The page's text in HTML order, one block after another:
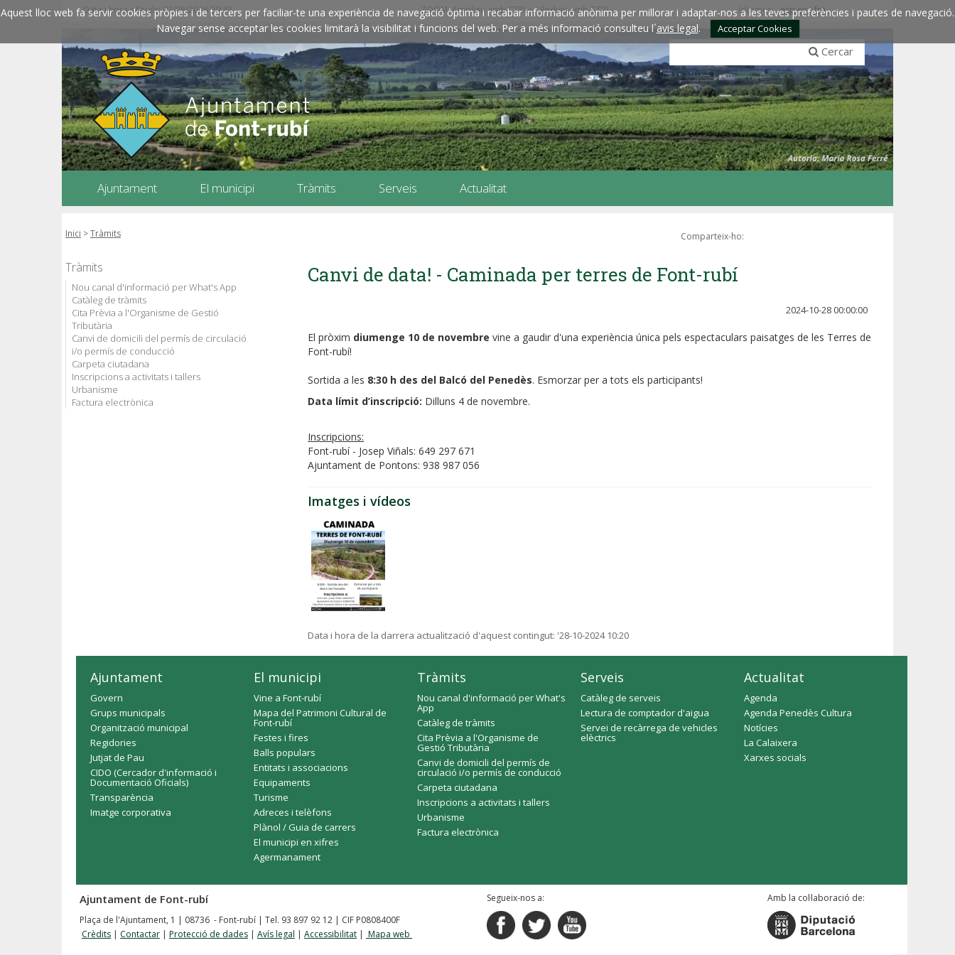
Aquest lloc web fa servir cookies pròpies i de tercers per faciliar-te una experiència de navegació òptima i recabar informació anònima per millorar i adaptar-nos a les teves preferències i pautes de navegació.
Navegar sense acceptar les cookies limitarà la visibilitat i funcions del web. Per a més informació consulteu l´avis legal. Acceptar Cookies
Data i hora oficials: 07/08/2026 20:43 ZOOM: Amplieu amb CTRL+ / Reduïu amb CTRL- Idiomes:esp engfra
Cercar
Ajuntament El municipi Tràmits Serveis Actualitat
Inici >Tràmits Comparteix-ho:
Tràmits
Nou canal d'informació per What's App
Catàleg de tràmits
Cita Prèvia a l'Organisme de Gestió
Tributària
Canvi de domicili del permís de circulació
i/o permís de conducció
Carpeta ciutadana
Inscripcions a activitats i tallers
Urbanisme
Factura electrònica
Canvi de data! - Caminada per terres de Font-rubí
2024-10-28 00:00:00
El pròxim diumenge 10 de novembre vine a gaudir d'una experiència única pels espectaculars paisatges de les Terres de
Font-rubí!
Sortida a les 8:30 h des del Balcó del Penedès. Esmorzar per a tots els participants!
Data límit d’inscripció: Dilluns 4 de novembre.
Inscripcions:
Font-rubí - Josep Viñals: 649 297 671
Ajuntament de Pontons: 938 987 056
Imatges i vídeos
Data i hora de la darrera actualització d'aquest contingut: '28-10-2024 10:20
Ajuntament
Govern
Grups municipals
Organització municipal
Regidories
Jutjat de Pau
CIDO (Cercador d'informació i
Documentació Oficials)
Transparència
Imatge corporativa
El municipi
Vine a Font-rubí
Mapa del Patrimoni Cultural de
Font-rubí
Festes i fires
Balls populars
Entitats i associacions
Equipaments
Turisme
Adreces i telèfons
Plànol / Guia de carrers
El municipi en xifres
Agermanament
Tràmits
Nou canal d'informació per What's
App
Catàleg de tràmits
Cita Prèvia a l'Organisme de
Gestió Tributària
Canvi de domicili del permís de
circulació i/o permís de conducció
Carpeta ciutadana
Inscripcions a activitats i tallers
Urbanisme
Factura electrònica
Serveis
Catàleg de serveis
Lectura de comptador d'aigua
Servei de recàrrega de vehicles
elèctrics
Actualitat
Agenda
Agenda Penedès Cultura
Notícies
La Calaixera
Xarxes socials
Ajuntament de Font-rubí
Plaça de l'Ajuntament, 1 | 08736 - Font-rubí | Tel. 93 897 92 12 | CIF P0808400F
Crèdits | Contactar | Protecció de dades | Avís legal | Accessibilitat | Mapa web
Segueix-nos a: Amb la col·laboració de: